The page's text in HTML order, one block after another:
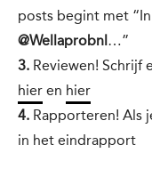
posts begint met
@Wellaprobnl…”
3. Reviewen! Schrijf
hier en hier
4. Rapporteren! Als
in het eindrapport